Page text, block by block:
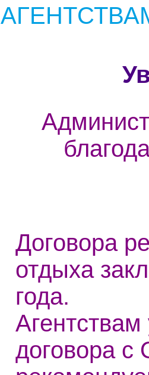
Договора
отдыха
года.
договора